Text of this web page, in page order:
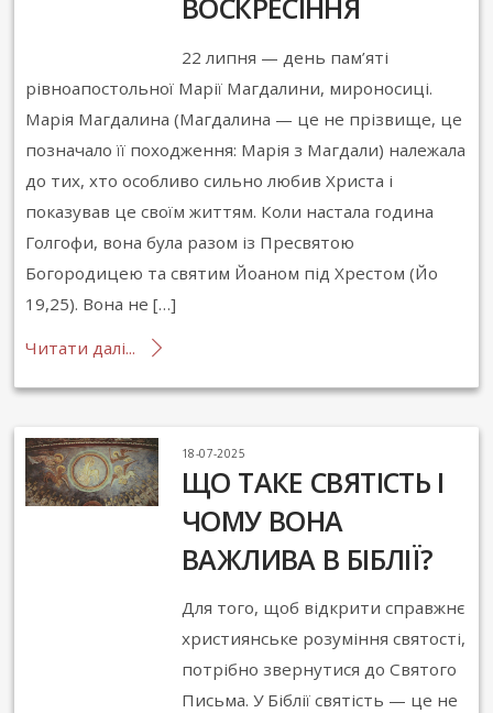
ВОСКРЕСІННЯ
22 липня — день пам’яті
рівноапостольної Марії Магдалини, мироносиці.
Марія Магдалина (Магдалина — це не прізвище, це
позначало її походження: Марія з Магдали) належала
до тих, хто особливо сильно любив Христа і
показував це своїм життям. Коли настала година
Голгофи, вона була разом із Пресвятою
Богородицею та святим Йоаном під Хрестом (Йо
19,25). Вона не […]
Читати далі...
18-07-2025
ЩО ТАКЕ СВЯТІСТЬ І
ЧОМУ ВОНА
ВАЖЛИВА В БІБЛІЇ?
Для того, щоб відкрити справжнє
християнське розуміння святості,
потрібно звернутися до Святого
Письма. У Біблії святість — це не